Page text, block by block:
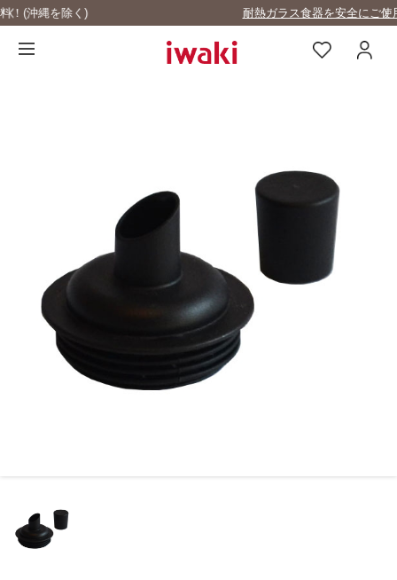
耐熱ガラス食器を安全にご使用いただくために